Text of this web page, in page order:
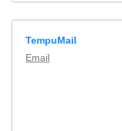
TempuMail
Email